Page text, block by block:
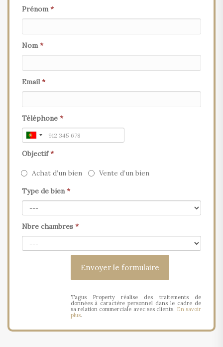
Prénom*
Nom*
Email*
Téléphone *
Objectif*
Achat d’un bien
Vente d’un bien
Type de bien*
Nbre chambres *
Tagus Property réalise des traitements de
données à caractère personnel dans le cadre de
sa relation commerciale avec ses clients. En savoir
plus.